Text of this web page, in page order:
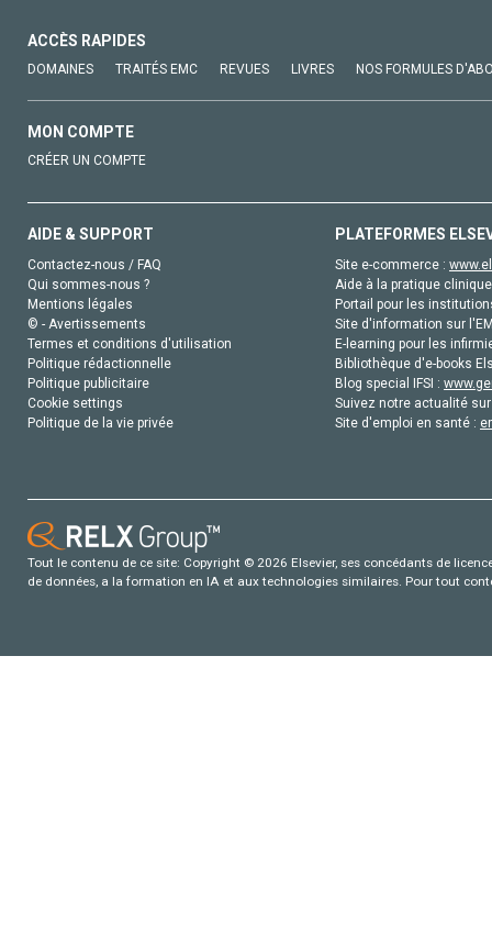
ACCÈS RAPIDES
DOMAINES TRAITÉS EMC REVUES LIVRES NOS FORMULES
MON COMPTE
CRÉER UN COMPTE
AIDE & SUPPORT
Contactez-nous / FAQ
Qui sommes-nous ?
Mentions légales
© - Avertissements
Termes et conditions d'utilisation
Politique rédactionnelle
Politique publicitaire
Cookie settings
Politique de la vie privée
PLATEFORMES
Site e-commerce :
Aide à la pratique
Portail pour les
Site d'information sur
E-learning pour les
Bibliothèque d'e-books
Blog special IFSI :
Suivez notre actualité
Site d'emploi en santé :
Tout le contenu de ce site: Copyright © 2026 Elsevier, ses concédants de
de données, a la formation en IA et aux technologies similaires. Pour tout